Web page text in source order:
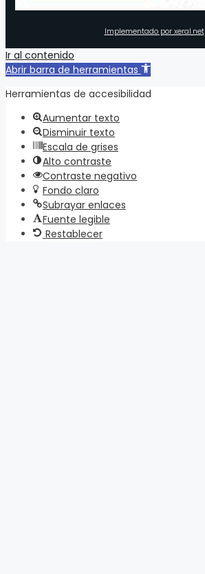
Implementado por xeral.net
Ir al contenido
Abrir barra de herramientas
Herramientas de accesibilidad
Aumentar texto
Disminuir texto
Escala de grises
Alto contraste
Contraste negativo
Fondo claro
Subrayar enlaces
Fuente legible
Restablecer